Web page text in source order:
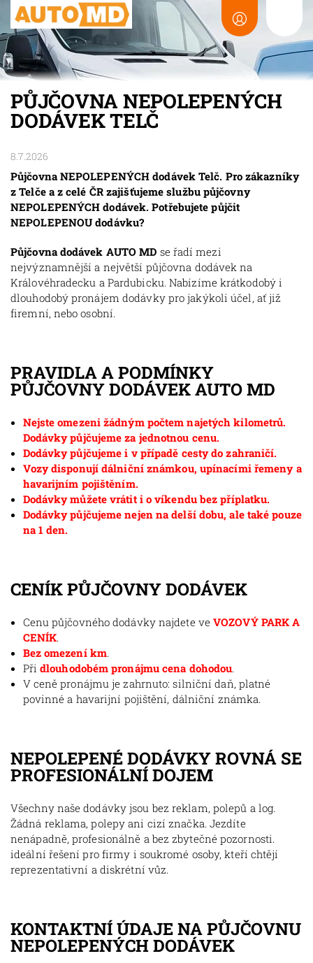
PŮJČOVNA NEPOLEPENÝCH
DODÁVEK TELČ
8.7.2026
Půjčovna NEPOLEPENÝCH dodávek Telč. Pro zákazníky
z Telče a z celé ČR zajišťujeme službu půjčovny
NEPOLEPENÝCH dodávek. Potřebujete půjčit
NEPOLEPENOU dodávku?
Půjčovna dodávek AUTO MD se řadí mezi
nejvýznamnější a největší půjčovna dodávek na
Královéhradecku a Pardubicku. Nabízíme krátkodobý i
dlouhodobý pronájem dodávky pro jakýkoli účel, ať již
firemní, nebo osobní.
PRAVIDLA A PODMÍNKY
PŮJČOVNY DODÁVEK AUTO MD
Nejste omezeni žádným počtem najetých kilometrů.
Dodávky půjčujeme za jednotnou cenu.
Dodávky půjčujeme i v případě cesty do zahraničí.
Vozy disponují dálniční známkou, upínacími řemeny a
havarijním pojištěním.
Dodávky můžete vrátit i o víkendu bez příplatku.
Dodávky půjčujeme nejen na delší dobu, ale také pouze
na 1 den.
CENÍK PŮJČOVNY DODÁVEK
Cenu půjčovného dodávky najdete veVOZOVÝ PARK A
CENÍK.
Bez omezení km.
Při dlouhodobém pronájmu cena dohodou.
V ceně pronájmu je zahrnuto: silniční daň, platné
povinné a havarijní pojištění, dálniční známka.
NEPOLEPENÉ DODÁVKY ROVNÁ SE
PROFESIONÁLNÍ DOJEM
Všechny naše dodávky jsou bez reklam, polepů a log.
Žádná reklama, polepy ani cizí značka. Jezdíte
nenápadně, profesionálně a bez zbytečné pozornosti.
ideální řešení pro firmy i soukromé osoby, kteří chtějí
reprezentativní a diskrétní vůz.
KONTAKTNÍ ÚDAJE NA PŮJČOVNU
NEPOLEPENÝCH DODÁVEK